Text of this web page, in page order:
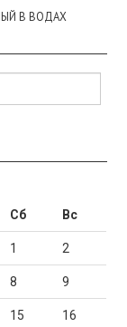
В ВОДАХ
Сб Вс
1 2
8 9
15 16